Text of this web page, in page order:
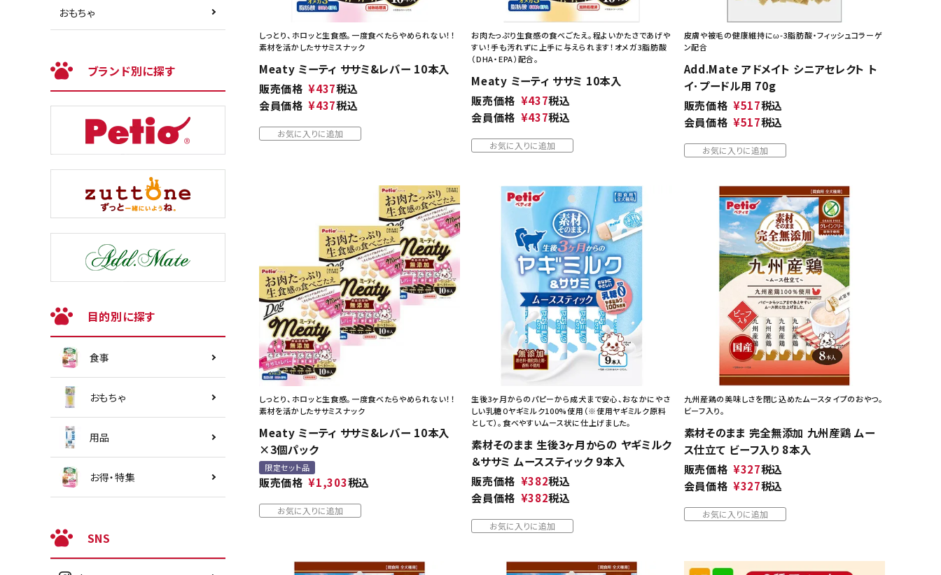
おもちゃ
ブランド別に探す
目的別に探す
食事
おもちゃ
用品
お得・特集
SNS
しっとり、ホロッと生食感。一度食べたらやめられない！！
素材を活かしたササミスナック
Meaty ミーティ ササミ&レバー 10本入
販売価格 ¥437税込
会員価格 ¥437税込
お気に入りに追加
お肉たっぷり生食感の食べごたえ。程よいかたさであげや
すい！手も汚れずに上手に与えられます！オメガ3脂肪酸
（DHA・EPA）配合。
Meaty ミーティ ササミ 10本入
販売価格 ¥437税込
会員価格 ¥437税込
お気に入りに追加
皮膚や被毛の健康維持にω-3脂肪酸・フィッシュコラーゲ
ン配合
Add.Mate アドメイト シニアセレクト ト
イ･プードル用 70g
販売価格 ¥517税込
会員価格 ¥517税込
お気に入りに追加
しっとり、ホロッと生食感。一度食べたらやめられない！！
素材を活かしたササミスナック
Meaty ミーティ ササミ&レバー 10本入
×3個パック
限定セット品
販売価格 ¥1,303税込
お気に入りに追加
生後3ヶ月からのパピーから成犬まで安心、おなかにやさ
しい乳糖０ヤギミルク100%使用（※使用ヤギミルク原料
として）。食べやすいムース状に仕上げました。
素材そのまま 生後3ヶ月からの ヤギミルク
＆ササミ ムーススティック 9本入
販売価格 ¥382税込
会員価格 ¥382税込
お気に入りに追加
九州産鶏の美味しさを閉じ込めたムースタイプのおやつ。
ビーフ入り。
素材そのまま 完全無添加 九州産鶏 ムー
ス仕立て ビーフ入り 8本入
販売価格 ¥327税込
会員価格 ¥327税込
お気に入りに追加